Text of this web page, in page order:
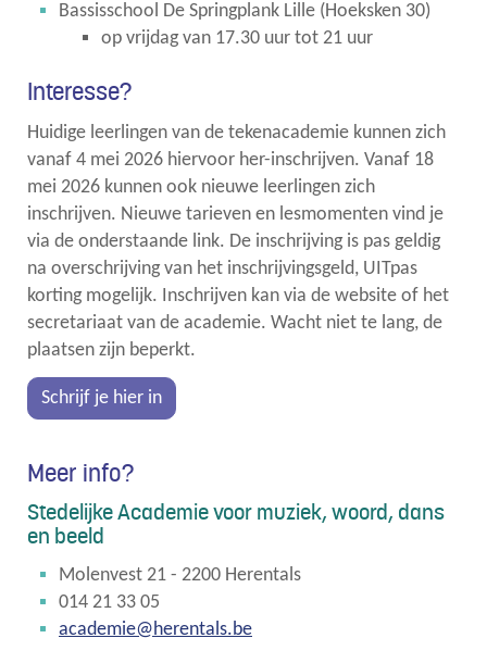
Bassisschool De Springplank Lille (Hoeksken 30)
op vrijdag van 17.30 uur tot 21 uur
Interesse?
Huidige leerlingen van de tekenacademie kunnen zich
vanaf 4 mei 2026 hiervoor her-inschrijven. Vanaf 18
mei 2026 kunnen ook nieuwe leerlingen zich
inschrijven. Nieuwe tarieven en lesmomenten vind je
via de onderstaande link. De inschrijving is pas geldig
na overschrijving van het inschrijvingsgeld, UITpas
korting mogelijk. Inschrijven kan via de website of het
secretariaat van de academie. Wacht niet te lang, de
plaatsen zijn beperkt.
Schrijf je hier in
Meer info?
Stedelijke Academie voor muziek, woord, dans
en beeld
Molenvest 21 - 2200 Herentals
014 21 33 05
academie@herentals.be